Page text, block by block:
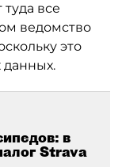
туда все
ведомство
это
данных.
в
Strava